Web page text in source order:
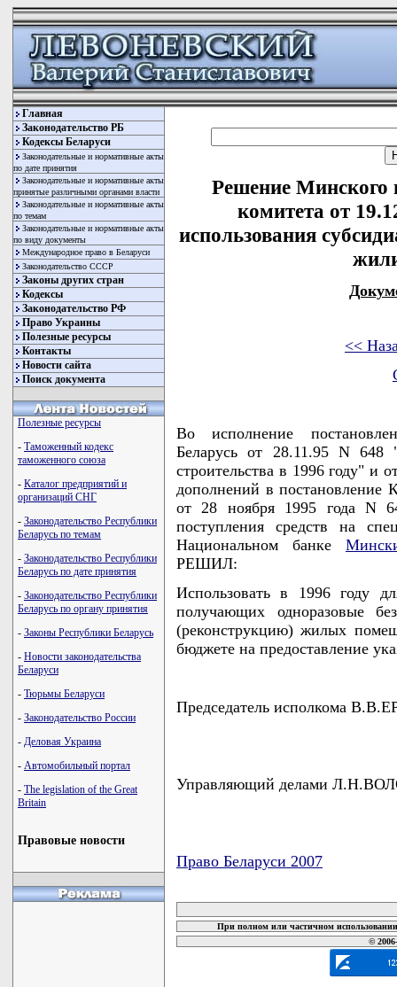
Главная
Законодательство РБ
Кодексы Беларуси
Законодательные и нормативные акты
по дате принятия
Законодательные и нормативные акты
принятые различными органами власти
Законодательные и нормативные акты
по темам
Законодательные и нормативные акты
по виду документы
Международное право в Беларуси
Законодательство СССР
Законы других стран
Кодексы
Законодательство РФ
Право Украины
Полезные ресурсы
Контакты
Новости сайта
Поиск документа
Полезные ресурсы
- Таможенный кодекс
таможенного союза
- Каталог предприятий и
организаций СНГ
- Законодательство Республики
Беларусь по темам
- Законодательство Республики
Беларусь по дате принятия
- Законодательство Республики
Беларусь по органу принятия
- Законы Республики Беларусь
- Новости законодательства
Беларуси
- Тюрьмы Беларуси
- Законодательство России
- Деловая Украина
- Автомобильный портал
- The legislation of the Great
Britain
Правовые новости
Решение Минского
комитета от
использования
<<
Во исполнение
Беларусь от 28.11.95 N 648
строительства в 1996 году" и
дополнений в постановление
от 28 ноября 1995 года N
поступления средств на
Национальном банке
РЕШИЛ:
Использовать в 1996 году
получающих одноразовые
(реконструкцию) жилых
бюджете на предоставление
Председатель исполкома
Управляющий делами
Право Беларуси 2007
При полном или частичном
©